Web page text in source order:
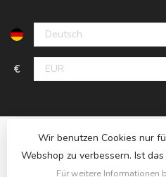
€
Wir benutzen Cookies nur
Webshop zu verbessern. Ist
Für weitere Informationen